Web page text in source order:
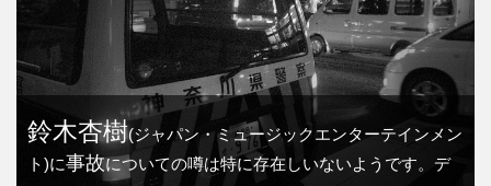
鈴木杏樹(ジャパン・ミュージックエンターテインメン
ト)に事故についての噂は特に存在しいないようです。デ